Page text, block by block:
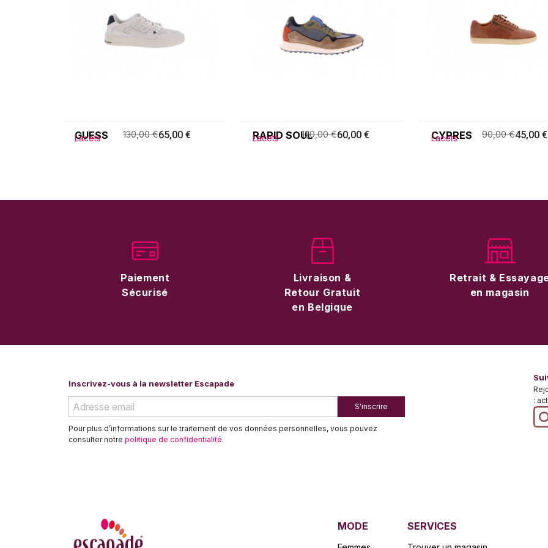
GUESS
Lacets 130,00 €65,00 € RAPID SOUL
Lacets 120,00 €60,00 € CYPRES
Lacets 90,00 €45,00 €
Paiement
Sécurisé
Livraison &
Retour Gratuit
en Belgique
Retrait &
en magasin
Inscrivez-vous à la newsletter Escapade
S'inscrire
Pour plus d’informations sur le traitement de vos données personnelles, vous pouvez
consulter notre politique de confidentialité.
:
MODE SERVICES